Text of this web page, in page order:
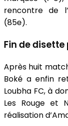
rencontre de
(85e).
Fin de disette
Après huit
Boké a enfin
Loubha FC, à
Les Rouge et
réalisation